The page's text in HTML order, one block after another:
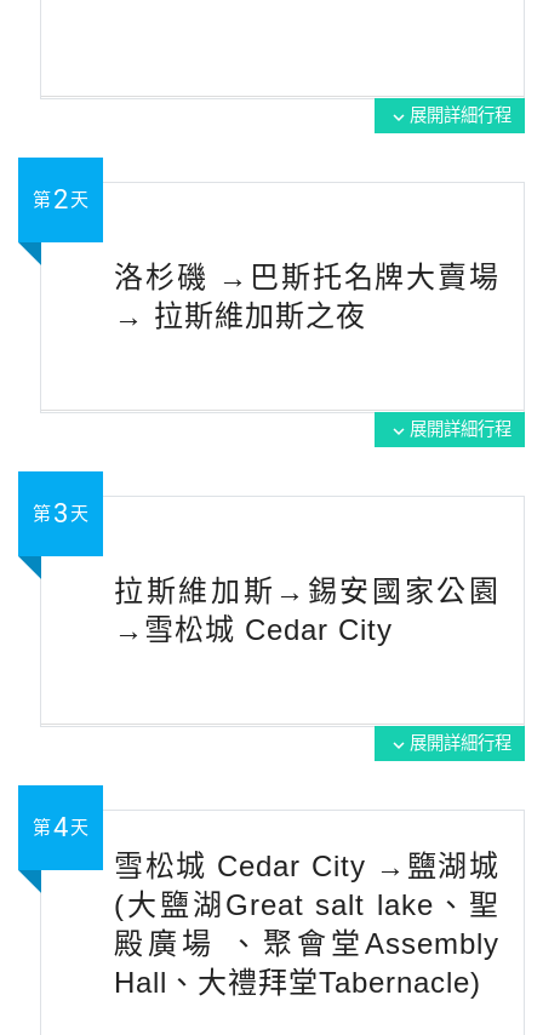
expand_more 展開詳細行程
第2天
洛杉磯 →巴斯托名牌大賣場
→ 拉斯維加斯之夜
expand_more 展開詳細行程
第3 天
拉斯維加斯→錫安國家公園
→雪松城 Cedar City
expand_more 展開詳細行程
第4天
雪松城 Cedar City →鹽湖城
(大鹽湖Great salt lake、聖
殿廣場 、聚會堂Assembly
Hall、大禮拜堂Tabernacle)